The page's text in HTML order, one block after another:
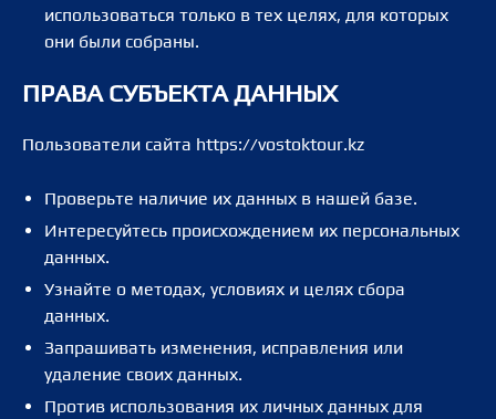
использоваться только в тех целях, для которых
они были собраны.
ПРАВА СУБЪЕКТА ДАННЫХ
Пользователи сайта https://vostoktour.kz
Проверьте наличие их данных в нашей базе.
Интересуйтесь происхождением их персональных
данных.
Узнайте о методах, условиях и целях сбора
данных.
Запрашивать изменения, исправления или
удаление своих данных.
Против использования их личных данных для